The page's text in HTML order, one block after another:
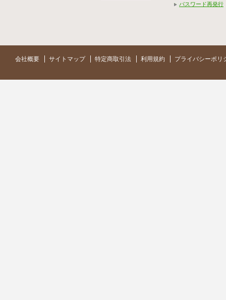
パスワード再発行
会社概要 サイトマップ 特定商取引法 利用規約 プライバシーポリ